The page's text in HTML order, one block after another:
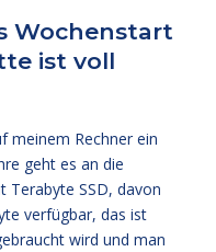
Wochenstart
ist voll
meinem Rechner ein
geht es an die
Terabyte SSD, davon
verfügbar, das ist
wird und man